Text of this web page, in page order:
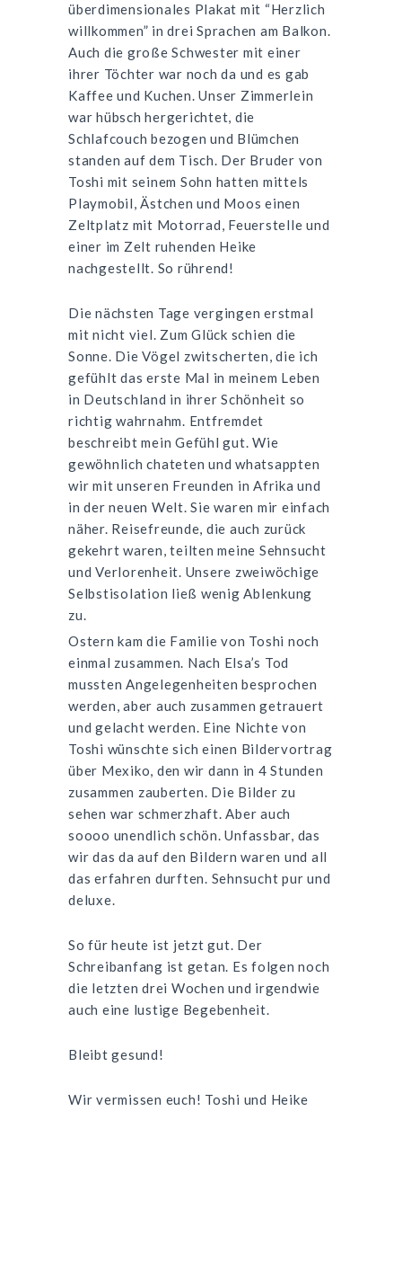
überdimensionales Plakat mit “Herzlich
willkommen” in drei Sprachen am Balkon.
Auch die große Schwester mit einer
ihrer Töchter war noch da und es gab
Kaffee und Kuchen. Unser Zimmerlein
war hübsch hergerichtet, die
Schlafcouch bezogen und Blümchen
standen auf dem Tisch. Der Bruder von
Toshi mit seinem Sohn hatten mittels
Playmobil, Ästchen und Moos einen
Zeltplatz mit Motorrad, Feuerstelle und
einer im Zelt ruhenden Heike
nachgestellt. So rührend!
Die nächsten Tage vergingen erstmal
mit nicht viel. Zum Glück schien die
Sonne. Die Vögel zwitscherten, die ich
gefühlt das erste Mal in meinem Leben
in Deutschland in ihrer Schönheit so
richtig wahrnahm. Entfremdet
beschreibt mein Gefühl gut. Wie
gewöhnlich chateten und whatsappten
wir mit unseren Freunden in Afrika und
in der neuen Welt. Sie waren mir einfach
näher. Reisefreunde, die auch zurück
gekehrt waren, teilten meine Sehnsucht
und Verlorenheit. Unsere zweiwöchige
Selbstisolation ließ wenig Ablenkung
zu.
Ostern kam die Familie von Toshi noch
einmal zusammen. Nach Elsa’s Tod
mussten Angelegenheiten besprochen
werden, aber auch zusammen getrauert
und gelacht werden. Eine Nichte von
Toshi wünschte sich einen Bildervortrag
über Mexiko, den wir dann in 4 Stunden
zusammen zauberten. Die Bilder zu
sehen war schmerzhaft. Aber auch
soooo unendlich schön. Unfassbar, das
wir das da auf den Bildern waren und all
das erfahren durften. Sehnsucht pur und
deluxe.
So für heute ist jetzt gut. Der
Schreibanfang ist getan. Es folgen noch
die letzten drei Wochen und irgendwie
auch eine lustige Begebenheit.
Bleibt gesund!
Wir vermissen euch! Toshi und Heike